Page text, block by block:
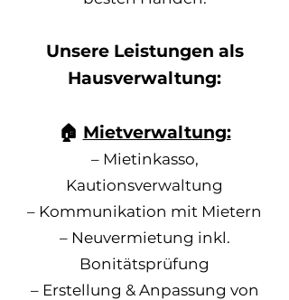
Unsere Leistungen als
Hausverwaltung:
🏠 Mietverwaltung:
– Mietinkasso,
Kautionsverwaltung
– Kommunikation mit Mietern
– Neuvermietung inkl.
Bonitätsprüfung
– Erstellung & Anpassung von